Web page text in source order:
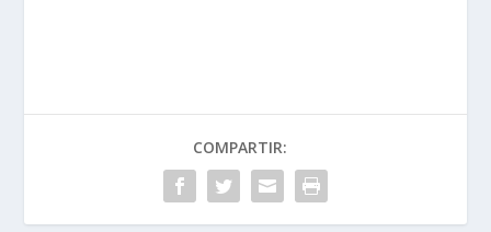
COMPARTIR: